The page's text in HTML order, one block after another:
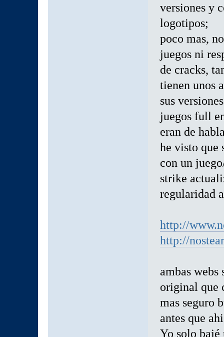
versiones y
logotipos;
poco mas,
juegos ni
de cracks,
tienen unos
sus
juegos full
eran de
he visto que
con un
strike
regularidad
http://
http://
ambas webs
original que
mas seguro
antes que
Yo solo